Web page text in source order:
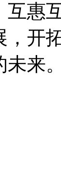
互惠
，开
未来